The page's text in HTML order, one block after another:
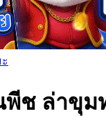
พีช ล่าขุ